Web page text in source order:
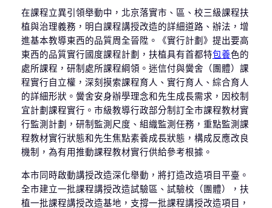
在課程立異引領舉動中，北京落實市、區、校三級課程扶
植與治理義務，明白課程講授改造的詳細道路、辦法，增
進基本教導東西的品質周全晉陞。《實行計劃》提出要高
東西的品質實行國度課程計劃，扶植具有首都特包養色的
處所課程，研制處所課程綱領。迷信付與黌舍（團體）課
程實行自立權，深刻摸索課程育人、實行育人、綜合育人
的詳細形狀。黌舍安身辦學理念和先生成長需求，因校制
宜計劃課程實行。市級教導行政部分制訂全市課程教材實
行監測計劃，研制監測尺度、組織監測任務，重點監測課
程教材實行狀態和先生焦點素養成長狀態，構成反應改良
機制，為有用推動課程教材實行供給參考根據。
本市同時啟動講授改造深化舉動，將打造改造項目平臺。
全市建立一批課程講授改造試驗區、試驗校（團體），扶
植一批課程講授改造基地，支撐一批課程講授改造項目，